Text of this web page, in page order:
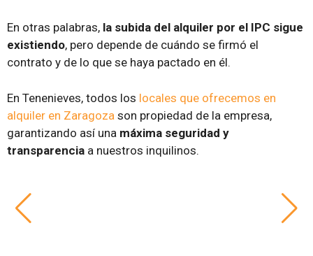
En otras palabras, la subida del alquiler por el IPC sigue
existiendo, pero depende de cuándo se firmó el
contrato y de lo que se haya pactado en él.
En Tenenieves, todos los locales que ofrecemos en
alquiler en Zaragoza son propiedad de la empresa,
garantizando así una máxima seguridad y
transparencia a nuestros inquilinos.